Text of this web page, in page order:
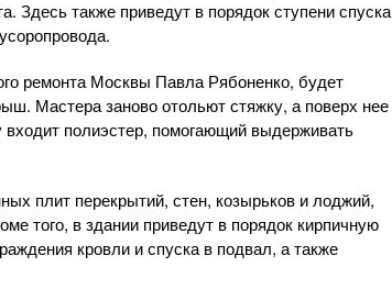
Здесь также приведут в порядок ступени спуска
ремонта Москвы Павла Рябоненко, будет
Мастера заново отольют стяжку, а поверх нее
полиэстер, помогающий выдерживать
плит перекрытий, стен, козырьков и лоджий,
того, в здании приведут в порядок кирпичную
кровли и спуска в подвал, а также